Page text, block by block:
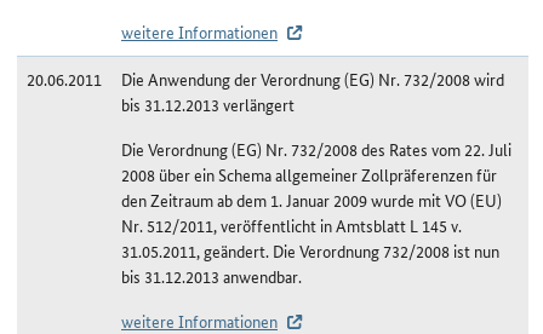
weitere Informationen
20.06.2011
Die Anwendung der Verordnung (EG) Nr. 732/2008 wird
bis 31.12.2013 verlängert
Die Verordnung (EG) Nr. 732/2008 des Rates vom 22. Juli
2008 über ein Schema allgemeiner Zollpräferenzen für
den Zeitraum ab dem 1. Januar 2009 wurde mit VO (EU)
Nr. 512/2011, veröffentlicht in Amtsblatt L 145 v.
31.05.2011, geändert. Die Verordnung 732/2008 ist nun
bis 31.12.2013 anwendbar.
weitere Informationen